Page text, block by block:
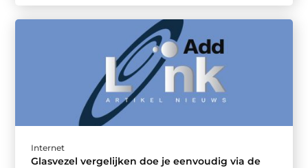
Internet
Glasvezel vergelijken doe je eenvoudig via de